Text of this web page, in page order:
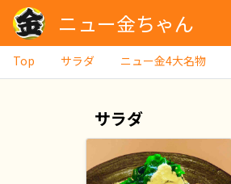
ニュー金ちゃん
Top サラダ ニュー金4大名物
サラダ